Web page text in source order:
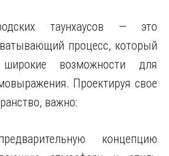
таунхаусов — это
процесс, который
широкие возможности для
Проектируя свое
важно:
концепцию